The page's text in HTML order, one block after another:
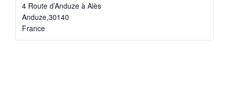
4 Route d’Anduze à Alès
Anduze,30140
France